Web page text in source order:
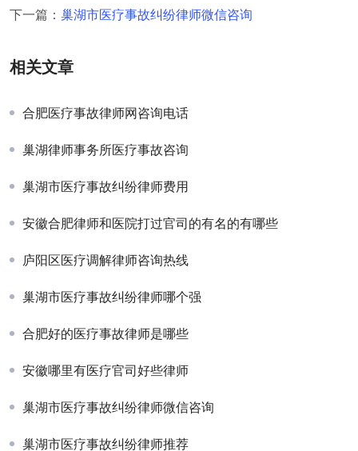
下一篇： 巢湖市医疗事故纠纷律师微信咨询
相关文章
合肥医疗事故律师网咨询电话
巢湖律师事务所医疗事故咨询
巢湖市医疗事故纠纷律师费用
安徽合肥律师和医院打过官司的有名的有哪些
庐阳区医疗调解律师咨询热线
巢湖市医疗事故纠纷律师哪个强
合肥好的医疗事故律师是哪些
安徽哪里有医疗官司好些律师
巢湖市医疗事故纠纷律师微信咨询
巢湖市医疗事故纠纷律师推荐